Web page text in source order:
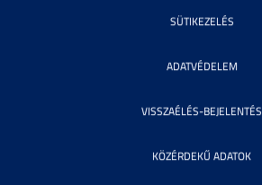
SÜTIKEZELÉS
ADATVÉDELEM
VISSZAÉLÉS-BEJELENTÉS
KÖZÉRDEKŰ ADATOK